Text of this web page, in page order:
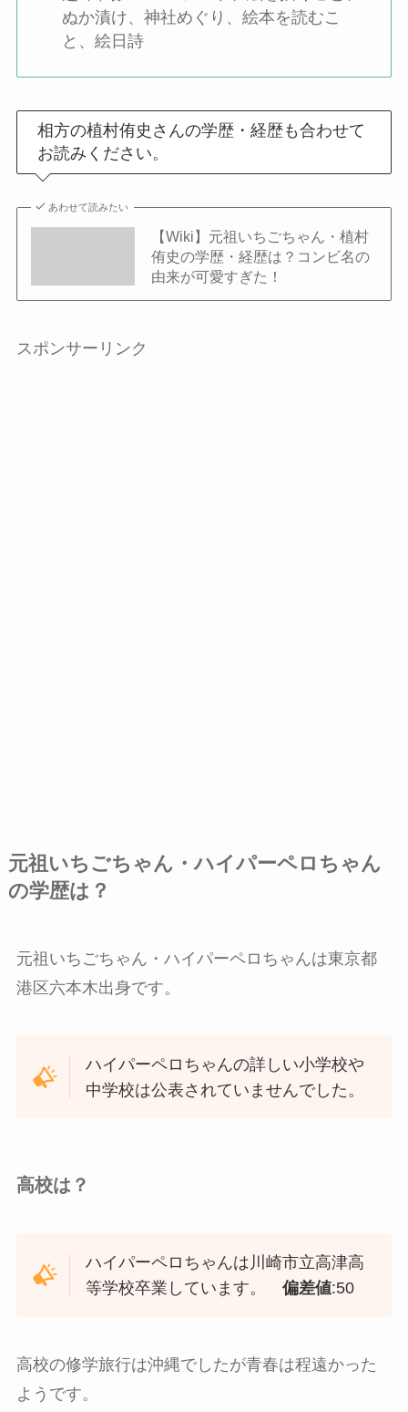
ぬか漬け、神社めぐり、絵本を読むこ
と、絵日詩
相方の植村侑史さんの学歴・経歴も合わせて
お読みください。
あわせて読みたい
【Wiki】元祖いちごちゃん・植村
侑史の学歴・経歴は？コンビ名の
由来が可愛すぎた！
スポンサーリンク
元祖いちごちゃん・ハイパーペロちゃん
の学歴は？
元祖いちごちゃん・ハイパーペロちゃんは東京都
港区六本木出身です。
ハイパーペロちゃんの詳しい小学校や
中学校は公表されていませんでした。
高校は？
ハイパーペロちゃんは川崎市立高津高
等学校卒業しています。偏差値:50
高校の修学旅行は沖縄でしたが青春は程遠かった
ようです。